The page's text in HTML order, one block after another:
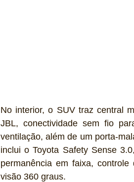
No interior, o SUV traz central
JBL, conectividade sem fio
ventilação, além de um porta-
inclui o Toyota Safety Sense
permanência em faixa,
visão 360 graus.